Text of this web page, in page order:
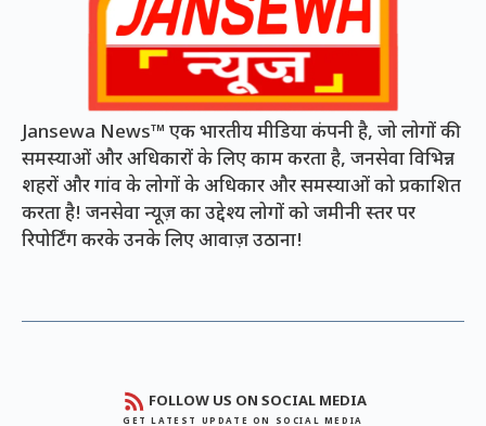
Jansewa News™ एक भारतीय मीडिया कंपनी है, जो लोगों की
समस्याओं और अधिकारों के लिए काम करता है, जनसेवा विभिन्न
शहरों और गांव के लोगों के अधिकार और समस्याओं को प्रकाशित
करता है! जनसेवा न्यूज़ का उद्देश्य लोगों को जमीनी स्तर पर
रिपोर्टिंग करके उनके लिए आवाज़ उठाना!
FOLLOW US ON SOCIAL MEDIA
GET LATEST UPDATE ON SOCIAL MEDIA